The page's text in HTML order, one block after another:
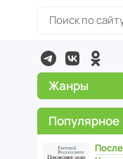
Жанры
Популярное